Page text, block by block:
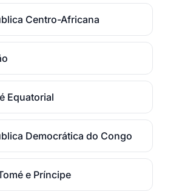
Centro-Africana
Equatorial
Democrática do Congo
e Príncipe